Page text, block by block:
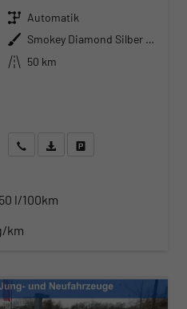
Getriebe Automatik
Außenfarbe
Smokey Diamond Silber Metallic
Kilometerstand
50 km
Wir rufen Sie anAngebot drucken (PDF)
l/100km
km